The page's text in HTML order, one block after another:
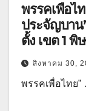
พรรคเพื่อไ
ประจัญบาน
ตั้ง เขต 1
สิงหาคม 30,
พรรคเพื่อไทย”